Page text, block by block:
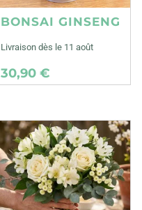
BONSAI GINSENG
Livraison dès le 11 août
30,90 €